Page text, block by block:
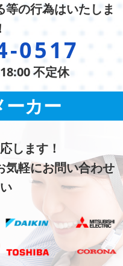
の行為はいたしま
0517
不定休
ーカー
します！
気軽にお問い合わせ